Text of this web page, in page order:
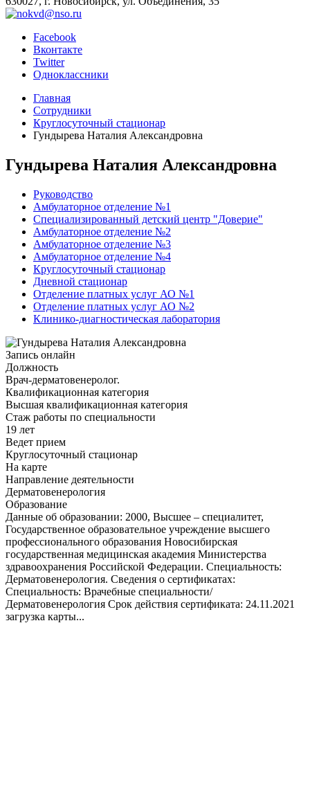
Facebook
Вконтакте
Twitter
Одноклассники
Главная
Сотрудники
Круглосуточный стационар
Гундырева Наталия Александровна
Гундырева Наталия Александровна
Руководство
Амбулаторное отделение №1
Специализированный детский центр "Доверие"
Амбулаторное отделение №2
Амбулаторное отделение №3
Амбулаторное отделение №4
Круглосуточный стационар
Дневной стационар
Отделение платных услуг АО №1
Отделение платных услуг АО №2
Клинико-диагностическая лаборатория
Запись онлайн
Должность
Врач-дерматовенеролог.
Квалификационная категория
Высшая квалификационная категория
Стаж работы по специальности
19 лет
Ведет прием
Круглосуточный стационар
На карте
Направление деятельности
Дерматовенерология
Образование
Данные об образовании: 2000, Высшее – специалитет,
Государственное образовательное учреждение высшего
профессионального образования Новосибирская
государственная медицинская академия Министерства
здравоохранения Российской Федерации. Специальность:
Дерматовенерология. Сведения о сертификатах:
Специальность: Врачебные специальности/
Дерматовенерология Срок действия сертификата: 24.11.2021
загрузка карты...